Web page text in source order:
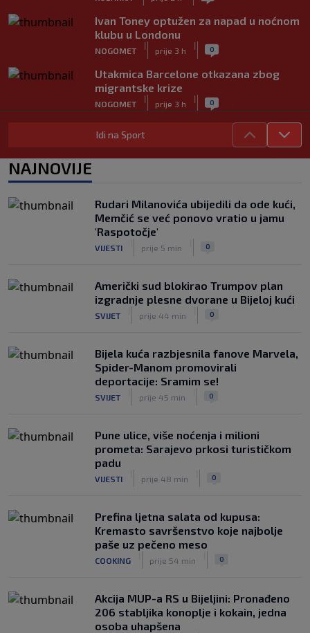
Ivan Toney optužen za napad u noćnom
klubu u Londonu
NOGOMET
|
prije 3 h
| 0
Utakmica Barcelone otkazana zbog
migrantske krize
NOGOMET
|
prije 3 h
| 0
FS Norveške poručio Infantinu: Odlazi,
odmah!
NOGOMET prije 3 h
u bikiniju (FOTO+VIDEO)
OSTALI SPORTOVI
|
prije 4 h
| 0
Idi na Sport
NAJNOVIJE
Rudari Milanovića ubijedili da ode kući,
Memčić se već ponovo vratio u jamu
'Raspotočje'
VIJESTI prije 5 min 0
Američki sud blokirao Trumpov plan
izgradnje plesne dvorane u Bijeloj kući
SVIJET prije 44 min 0
Bijela kuća razbjesnila fanove Marvela,
Spider-Manom promovirali
deportacije: Sramim se!
SVIJET prije 45 min 0
Pune ulice, više noćenja i milioni
prometa: Sarajevo prkosi turističkom
padu
VIJESTI prije 48 min 0
Prefina ljetna salata od kupusa:
Kremasto savršenstvo koje najbolje
paše uz pečeno meso
COOKING prije 54 min 0
Akcija MUP-a RS u Bijeljini: Pronađeno
206 stabljika konoplje i kokain, jedna
osoba uhapšena